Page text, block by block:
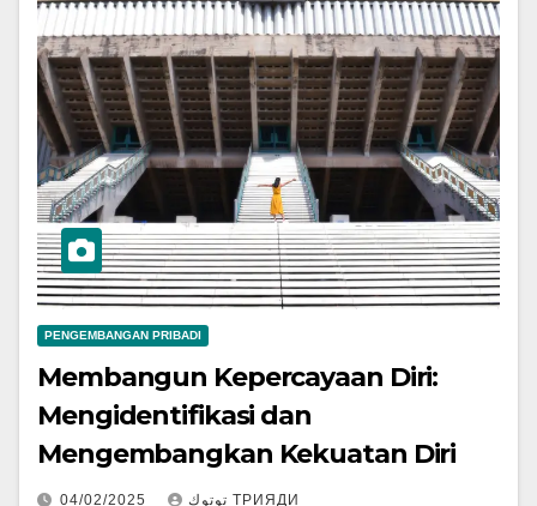
PENGEMBANGAN PRIBADI
Membangun Kepercayaan Diri:
Mengidentifikasi dan
Mengembangkan Kekuatan Diri
04/02/2025 توتوك ТРИЯДИ